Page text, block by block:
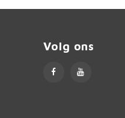
Volg ons